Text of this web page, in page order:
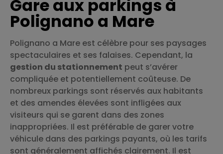
Gare aux parkings à
Polignano a Mare
Polignano a Mare est célèbre pour ses paysages
spectaculaires et ses falaises. Cependant, la
gestion du stationnement peut s’avérer
compliquée et potentiellement coûteuse. De
nombreux parkings sont réservés aux habitants
et des amendes élevées sont infligées aux
visiteurs qui se garent dans des zones
inappropriées. Il est préférable de garer votre
véhicule dans des parkings payants, où les tarifs
sont généralement affichés clairement. Il est